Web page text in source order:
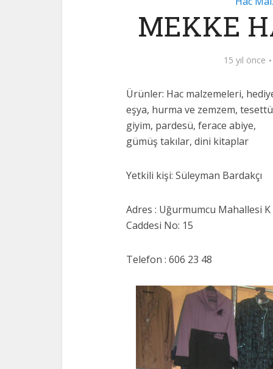
MEKKE
15 yıl önce
Ürünler: Hac malzemeleri,
eşya, hurma ve zemzem,
giyim, pardesü, ferace abiye,
gümüş takılar, dini kitaplar
Yetkili kişi: Süleyman Bardakçı
Adres : Uğurmumcu Mahallesi K
Caddesi No: 15
Telefon : 606 23 48